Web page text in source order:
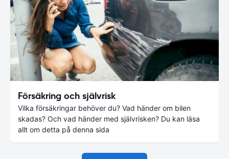
Försäkring och självrisk
Vilka försäkringar behöver du? Vad händer om bilen
skadas? Och vad händer med självrisken? Du kan läsa
allt om detta på denna sida